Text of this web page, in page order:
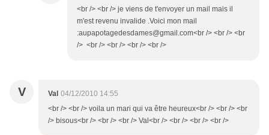
<br /> <br /> je viens de t'envoyer un mail mais il
m'est revenu invalide .Voici mon mail
:aupapotagedesdames@gmail.com<br /> <br /> <br
/> <br /> <br /> <br /> <br />
V Val 04/12/2010 14:55
<br /> <br /> voila un mari qui va être heureux<br /> <br /> <br
/> bisous<br /> <br /> <br /> Val<br /> <br /> <br /> <br />